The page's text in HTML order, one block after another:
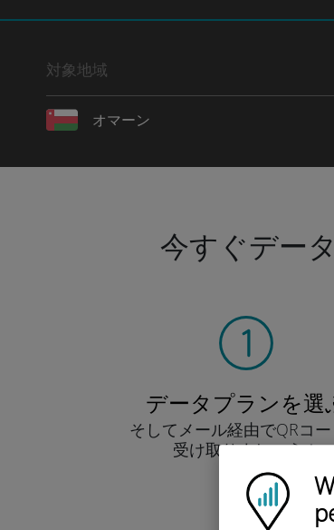
Ubigi logo
対象地域
オマーン
今すぐデー
データプランを選
そしてメール経由でQRコ
受け取りましょう！
早い！